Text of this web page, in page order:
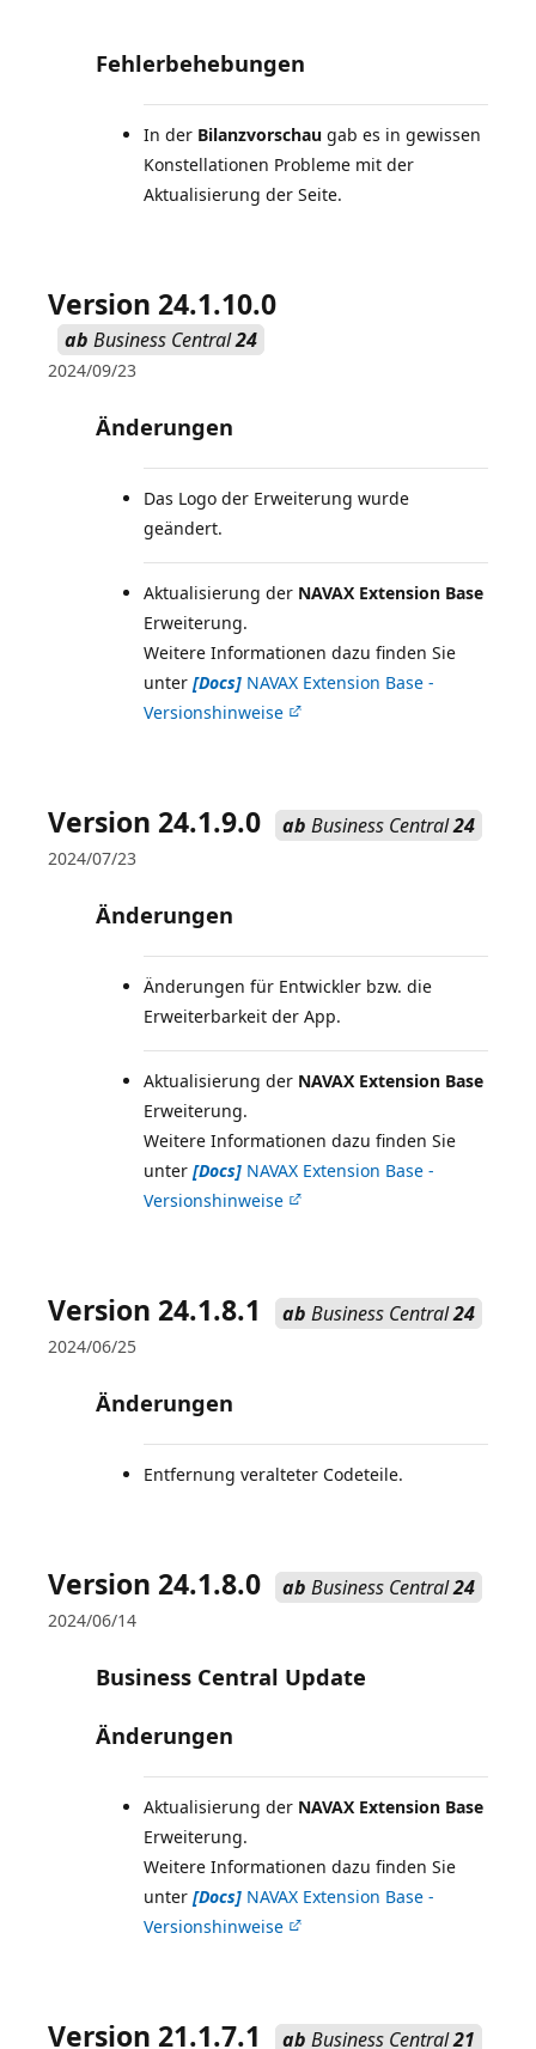
Fehlerbehebungen
In der Bilanzvorschau gab es in gewissen
Konstellationen Probleme mit der
Aktualisierung der Seite.
Version 24.1.10.0
ab Business Central24
2024/09/23
Änderungen
Das Logo der Erweiterung wurde
geändert.
Aktualisierung der NAVAX Extension Base
Erweiterung.
Weitere Informationen dazu finden Sie
unter [Docs] NAVAX Extension Base -
Versionshinweise
Version 24.1.9.0 ab Business Central24
2024/07/23
Änderungen
Änderungen für Entwickler bzw. die
Erweiterbarkeit der App.
Aktualisierung der NAVAX Extension Base
Erweiterung.
Weitere Informationen dazu finden Sie
unter [Docs] NAVAX Extension Base -
Versionshinweise
Version 24.1.8.1 ab Business Central24
2024/06/25
Änderungen
Entfernung veralteter Codeteile.
Version 24.1.8.0 ab Business Central24
2024/06/14
Business Central Update
Änderungen
Aktualisierung der NAVAX Extension Base
Erweiterung.
Weitere Informationen dazu finden Sie
unter [Docs] NAVAX Extension Base -
Versionshinweise
Version 21.1.7.1 ab Business Central21